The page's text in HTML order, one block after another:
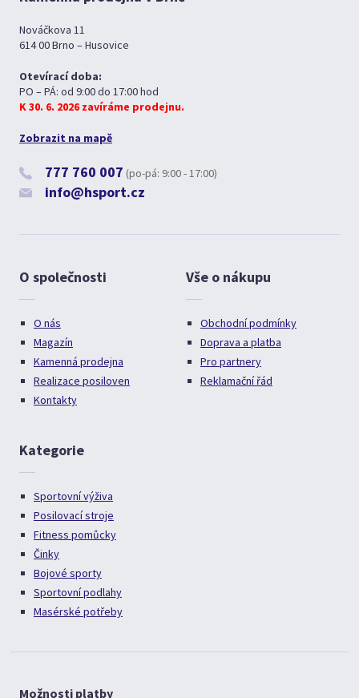
Nováčkova 11
614 00 Brno – Husovice
Otevírací doba:
PO – PÁ: od 9:00 do 17:00 hod
K 30. 6. 2026 zavíráme prodejnu.
Zobrazit na mapě
777 760 007 (po-pá: 9:00 - 17:00)
info@hsport.cz
O společnosti
O nás
Magazín
Kamenná prodejna
Realizace posiloven
Kontakty
Vše o nákupu
Obchodní podmínky
Doprava a platba
Pro partnery
Reklamační řád
Kategorie
Sportovní výživa
Posilovací stroje
Fitness pomůcky
Činky
Bojové sporty
Sportovní podlahy
Masérské potřeby
Možnosti platby